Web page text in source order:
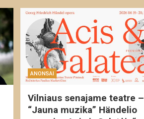
ANONSAI
Vilniaus senajame teatre –
“Jauna muzika” Händelio